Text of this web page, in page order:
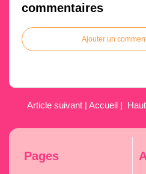
commentaires
Ajouter un
Article suivant | Accueil |
Pages